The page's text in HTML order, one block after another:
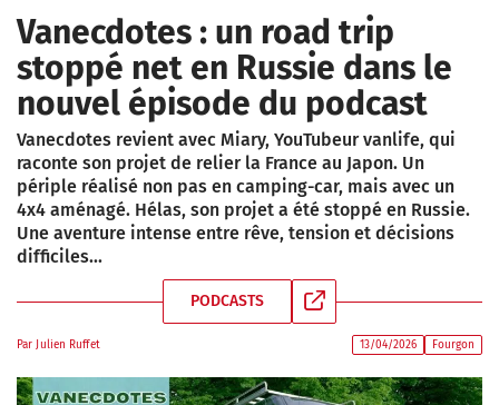
Vanecdotes : un road trip
stoppé net en Russie dans le
nouvel épisode du podcast
Vanecdotes revient avec Miary, YouTubeur vanlife, qui
raconte son projet de relier la France au Japon. Un
périple réalisé non pas en camping-car, mais avec un
4x4 aménagé. Hélas, son projet a été stoppé en Russie.
Une aventure intense entre rêve, tension et décisions
difficiles...
PODCASTS
Par Julien Ruffet 13/04/2026 Fourgon